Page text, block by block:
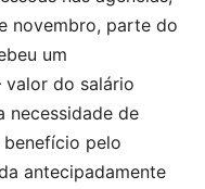
novembro, parte do
um
valor do salário
necessidade de
pelo
antecipadamente